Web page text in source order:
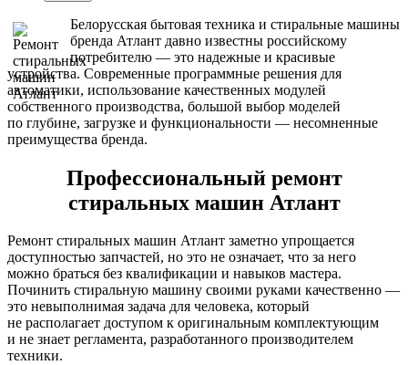
Белорусская бытовая техника и стиральные машины
бренда Атлант давно известны российскому
потребителю — это надежные и красивые
устройства. Современные программные решения для
автоматики, использование качественных модулей
собственного производства, большой выбор моделей
по глубине, загрузке и функциональности — несомненные
преимущества бренда.
Профессиональный ремонт
стиральных машин Атлант
Ремонт стиральных машин Атлант заметно упрощается
доступностью запчастей, но это не означает, что за него
можно браться без квалификации и навыков мастера.
Починить стиральную машину своими руками качественно —
это невыполнимая задача для человека, который
не располагает доступом к оригинальным комплектующим
и не знает регламента, разработанного производителем
техники.